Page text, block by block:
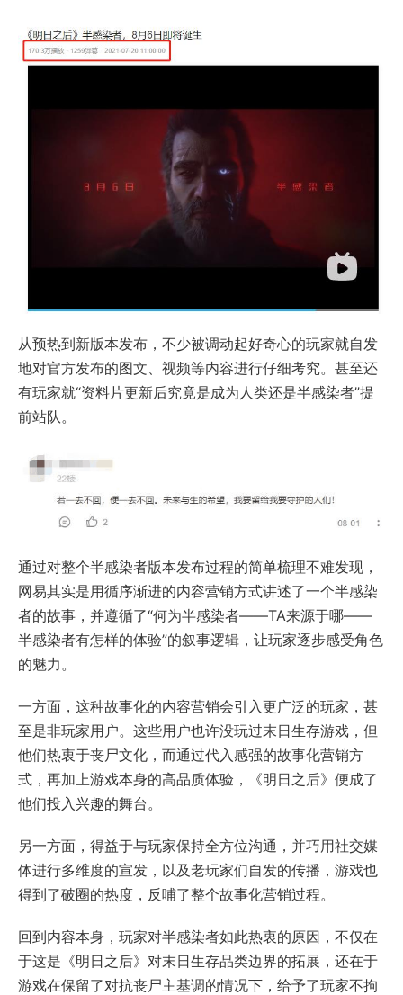
从预热到新版本发布，不少被调动起好奇心的玩家就自发
地对官方发布的图文、视频等内容进行仔细考究。甚至还
有玩家就“资料片更新后究竟是成为人类还是半感染者”提
前站队。
通过对整个半感染者版本发布过程的简单梳理不难发现，
网易其实是用循序渐进的内容营销方式讲述了一个半感染
者的故事，并遵循了“何为半感染者——TA来源于哪——
半感染者有怎样的体验”的叙事逻辑，让玩家逐步感受角色
的魅力。
一方面，这种故事化的内容营销会引入更广泛的玩家，甚
至是非玩家用户。这些用户也许没玩过末日生存游戏，但
他们热衷于丧尸文化，而通过代入感强的故事化营销方
式，再加上游戏本身的高品质体验，《明日之后》便成了
他们投入兴趣的舞台。
另一方面，得益于与玩家保持全方位沟通，并巧用社交媒
体进行多维度的宣发，以及老玩家们自发的传播，游戏也
得到了破圈的热度，反哺了整个故事化营销过程。
回到内容本身，玩家对半感染者如此热衷的原因，不仅在
于这是《明日之后》对末日生存品类边界的拓展，还在于
游戏在保留了对抗丧尸主基调的情况下，给予了玩家不拘